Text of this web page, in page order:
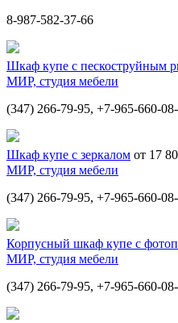
8-987-582-37-66
Шкаф купе с пескоструйным
МИР, студия мебели
(347) 266-79-95, +7-965-660-
Шкаф купе с зеркалом от 17
МИР, студия мебели
(347) 266-79-95, +7-965-660-
Корпусный шкаф купе с
МИР, студия мебели
(347) 266-79-95, +7-965-660-